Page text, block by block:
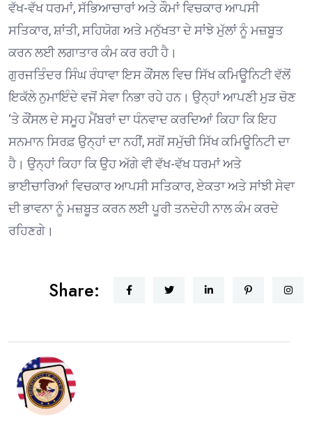
ਵੱਖ-ਵੱਖ ਧਰਮਾਂ, ਸੱਭਿਆਚਾਰਾਂ ਅਤੇ ਕੌਮਾਂ ਵਿਚਕਾਰ ਆਪਸੀ
ਸਤਿਕਾਰ, ਸ਼ਾਂਤੀ, ਸਹਿਯੋਗ ਅਤੇ ਮਨੁੱਖਤਾ ਦੇ ਸਾਂਝੇ ਮੁੱਲਾਂ ਨੂੰ ਮਜ਼ਬੂਤ
ਕਰਨ ਲਈ ਲਗਾਤਾਰ ਕੰਮ ਕਰ ਰਹੀ ਹੈ।
ਗੁਰਜਤਿੰਦਰ ਸਿੰਘ ਰੰਧਾਵਾ ਇਸ ਕੌਂਸਲ ਵਿਚ ਸਿੱਖ ਕਮਿਊਨਿਟੀ ਵੱਲੋਂ
ਇਕੱਲੇ ਨੁਮਾਇੰਦੇ ਵਜੋਂ ਸੇਵਾ ਨਿਭਾ ਰਹੇ ਹਨ। ਉਨ੍ਹਾਂ ਆਪਣੀ ਮੁੜ ਚੋਣ
‘ਤੇ ਕੌਂਸਲ ਦੇ ਸਮੂਹ ਮੈਂਬਰਾਂ ਦਾ ਧੰਨਵਾਦ ਕਰਦਿਆਂ ਕਿਹਾ ਕਿ ਇਹ
ਸਨਮਾਨ ਸਿਰਫ਼ ਉਨ੍ਹਾਂ ਦਾ ਨਹੀਂ, ਸਗੋਂ ਸਮੁੱਚੀ ਸਿੱਖ ਕਮਿਊਨਿਟੀ ਦਾ
ਹੈ। ਉਨ੍ਹਾਂ ਕਿਹਾ ਕਿ ਉਹ ਅੱਗੇ ਵੀ ਵੱਖ-ਵੱਖ ਧਰਮਾਂ ਅਤੇ
ਭਾਈਚਾਰਿਆਂ ਵਿਚਕਾਰ ਆਪਸੀ ਸਤਿਕਾਰ, ਏਕਤਾ ਅਤੇ ਸਾਂਝੀ ਸੇਵਾ
ਦੀ ਭਾਵਨਾ ਨੂੰ ਮਜ਼ਬੂਤ ਕਰਨ ਲਈ ਪੂਰੀ ਤਨਦੇਹੀ ਨਾਲ ਕੰਮ ਕਰਦੇ
ਰਹਿਣਗੇ।
Share: